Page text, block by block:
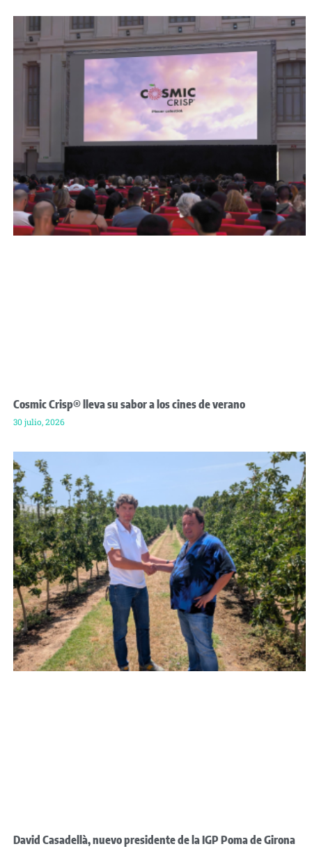
Cosmic Crisp® lleva su sabor a los cines de verano
30 julio, 2026
David Casadellà, nuevo presidente de la IGP Poma de Girona